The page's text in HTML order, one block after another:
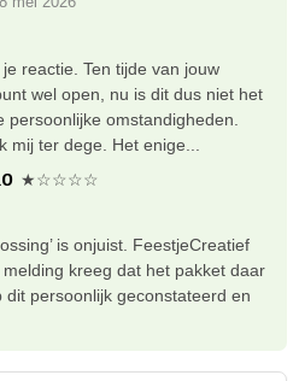
reactie. Ten tijde van jouw
wel open, nu is dit dus niet het
omstandigheden.
mij ter dege. Het enige...
★☆☆☆☆
is onjuist. FeestjeCreatief
kreeg dat het pakket daar
persoonlijk geconstateerd en